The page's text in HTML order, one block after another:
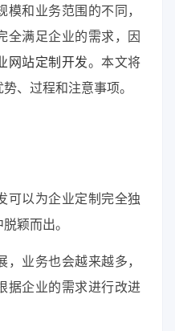
和业务范围的不同，
全满足企业的需求，因
网站定制开发。本文将
、过程和注意事项。
可以为企业定制完全独
颖而出。
业务也会越来越多，
据企业的需求进行改进